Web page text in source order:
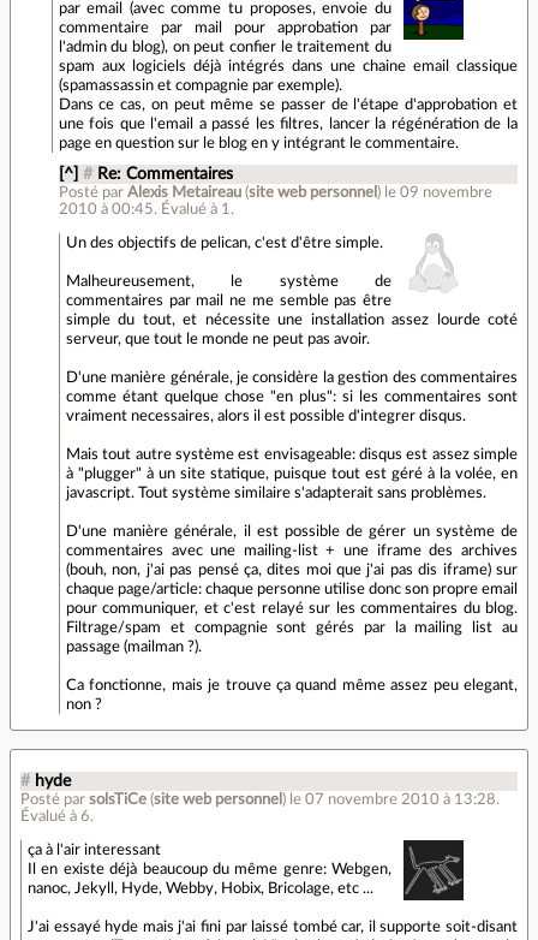
par email (avec comme tu proposes, envoie du
commentaire par mail pour approbation par
l'admin du blog), on peut confier le traitement du
spam aux logiciels déjà intégrés dans une chaine email classique
(spamassassin et compagnie par exemple).
Dans ce cas, on peut même se passer de l'étape d'approbation et
une fois que l'email a passé les filtres, lancer la régénération de la
page en question sur le blog en y intégrant le commentaire.
[^] # Re: Commentaires
Posté par Alexis Metaireau(site web personnel ) le 09 novembre
2010 à 00:45. Évalué à 1 .
Un des objectifs de pelican, c'est d'être simple.
Malheureusement, le système de
commentaires par mail ne me semble pas être
simple du tout, et nécessite une installation assez lourde coté
serveur, que tout le monde ne peut pas avoir.
D'une manière générale, je considère la gestion des commentaires
comme étant quelque chose "en plus": si les commentaires sont
vraiment necessaires, alors il est possible d'integrer disqus.
Mais tout autre système est envisageable: disqus est assez simple
à "plugger" à un site statique, puisque tout est géré à la volée, en
javascript. Tout système similaire s'adapterait sans problèmes.
D'une manière générale, il est possible de gérer un système de
commentaires avec une mailing-list + une iframe des archives
(bouh, non, j'ai pas pensé ça, dites moi que j'ai pas dis iframe) sur
chaque page/article: chaque personne utilise donc son propre email
pour communiquer, et c'est relayé sur les commentaires du blog.
Filtrage/spam et compagnie sont gérés par la mailing list au
passage (mailman ?).
Ca fonctionne, mais je trouve ça quand même assez peu elegant,
non ?
# hyde
Posté par solsTiCe (site web personnel ) le 07 novembre 2010 à 13:28.
Évalué à 6.
ça à l'air interessant
Il en existe déjà beaucoup du même genre: Webgen,
nanoc, Jekyll, Hyde, Webby, Hobix, Bricolage, etc ...
J'ai essayé hyde mais j'ai fini par laissé tombé car, il supporte soit-disant